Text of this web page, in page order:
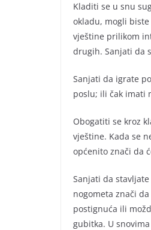
Kladiti se u snu
okladu, mogli
vještine prilikom
drugih. Sanjati da
Sanjati da igrate
poslu; ili čak imati
Obogatiti se kroz
vještine. Kada se
općenito znači da
Sanjati da
nogometa znači
postignuća ili
gubitka. U